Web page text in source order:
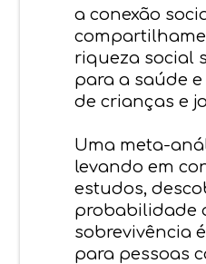
a conexão
riqueza social
para a saúde
de crianças e
Uma meta-
levando em
estudos,
probabilidade
sobrevivência
para pessoas